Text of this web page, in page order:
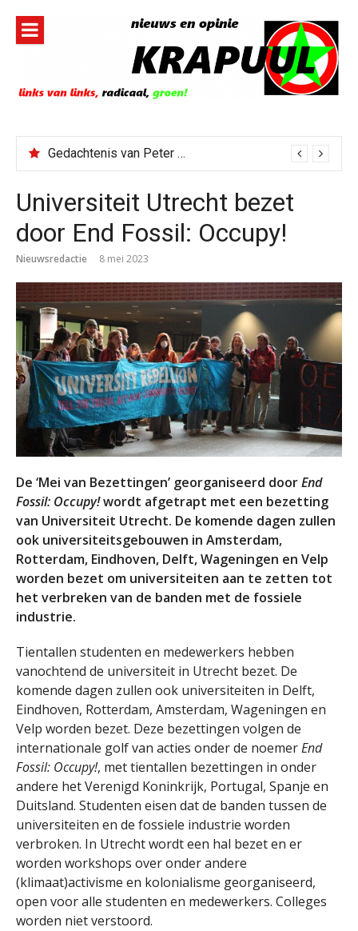
inhoud
Gedachtenis van Peter Faber
Universiteit Utrecht bezet
door End Fossil: Occupy!
Nieuwsredactie 8 mei 2023
De ‘Mei van Bezettingen’ georganiseerd doorEnd
Fossil: Occupy!wordt afgetrapt met een bezetting
van Universiteit Utrecht. De komende dagen zullen
ook universiteitsgebouwen in Amsterdam,
Rotterdam, Eindhoven, Delft, Wageningen en Velp
worden bezet om universiteiten aan te zetten tot
het verbreken van de banden met de fossiele
industrie.
Tientallen studenten en medewerkers hebben
vanochtend de universiteit in Utrecht bezet. De
komende dagen zullen ook universiteiten in Delft,
Eindhoven, Rotterdam, Amsterdam, Wageningen en
Velp worden bezet. Deze bezettingen volgen de
internationale golf van acties onder de noemerEnd
Fossil: Occupy!, met tientallen bezettingen in onder
andere het Verenigd Koninkrijk, Portugal, Spanje en
Duitsland. Studenten eisen dat de banden tussen de
universiteiten en de fossiele industrie worden
verbroken. In Utrecht wordt een hal bezet en er
worden workshops over onder andere
(klimaat)activisme en kolonialisme georganiseerd,
open voor alle studenten en medewerkers. Colleges
worden niet verstoord.